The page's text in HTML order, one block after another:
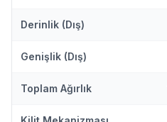
Derinlik (Dış)
Genişlik (Dış)
Toplam Ağırlık